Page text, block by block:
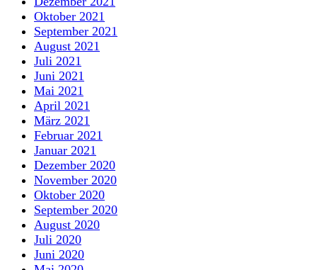
Oktober 2021
September 2021
August 2021
Juli 2021
Juni 2021
Mai 2021
April 2021
März 2021
Februar 2021
Januar 2021
Dezember 2020
November 2020
Oktober 2020
September 2020
August 2020
Juli 2020
Juni 2020